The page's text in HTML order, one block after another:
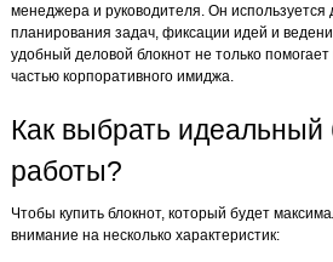
менеджера и руководителя. Он
планирования задач, фиксации идей и
удобный деловой блокнот не только
частью корпоративного имиджа.
Как выбрать идеальный
работы?
Чтобы купить блокнот, который будет
внимание на несколько характеристик: